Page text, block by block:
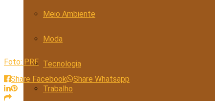
Meio Ambiente
Moda
Tecnologia
Trabalho
Foto: PRF
Share Facebook
Share Whatsapp